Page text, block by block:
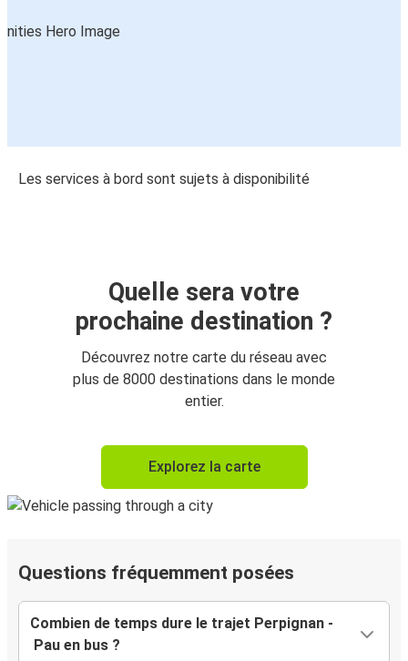
Les services à bord sont sujets à disponibilité
Quelle sera votre
prochaine destination ?
Découvrez notre carte du réseau avec
plus de 8000 destinations dans le monde
entier.
Explorez la carte
Questions fréquemment posées
Combien de temps dure le trajet Perpignan -
Pau en bus ?